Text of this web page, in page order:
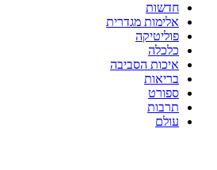
חדשות
אלימות מגדרית
פוליטיקה
כלכלה
איכות הסביבה
בריאות
ספורט
תרבות
עולם